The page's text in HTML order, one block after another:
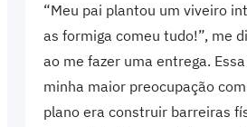
“Meu pai plantou um viveiro
as formiga comeu tudo!”, me
ao me fazer uma entrega.
minha maior preocupação
plano era construir barreiras